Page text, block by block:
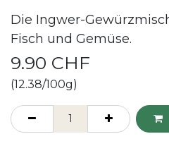
Die Ingwer-
Fisch und Gemüse.
9.90 CHF
(12.38/100g)